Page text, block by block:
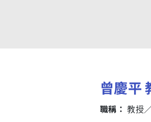
曾慶平
職稱： 教授